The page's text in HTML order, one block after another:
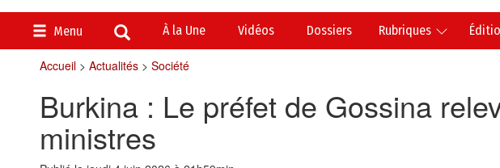
Menu À la Une Vidéos Dossiers Rubriques
Accueil> Actualités> Société
Burkina : Le préfet de Gossina
ministres